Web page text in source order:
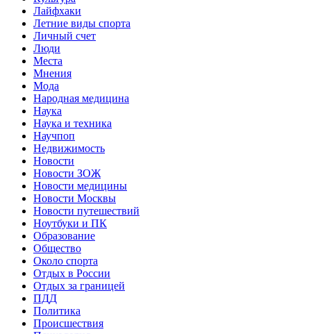
Лайфхаки
Летние виды спорта
Личный счет
Люди
Места
Мнения
Мода
Народная медицина
Наука
Наука и техника
Научпоп
Недвижимость
Новости
Новости ЗОЖ
Новости медицины
Новости Москвы
Новости путешествий
Ноутбуки и ПК
Образование
Общество
Около спорта
Отдых в России
Отдых за границей
ПДД
Политика
Происшествия